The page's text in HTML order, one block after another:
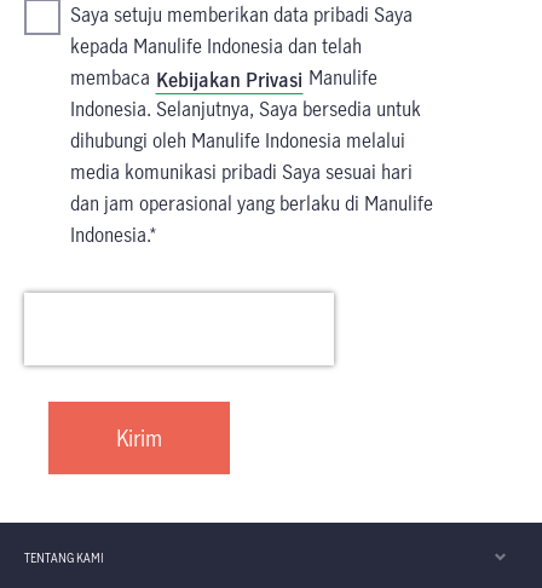
Saya setuju memberikan data pribadi Saya
kepada Manulife Indonesia dan telah
membaca Kebijakan Privasi Manulife
Indonesia. Selanjutnya, Saya bersedia untuk
dihubungi oleh Manulife Indonesia melalui
media komunikasi pribadi Saya sesuai hari
dan jam operasional yang berlaku di Manulife
Indonesia.
TENTANG KAMI